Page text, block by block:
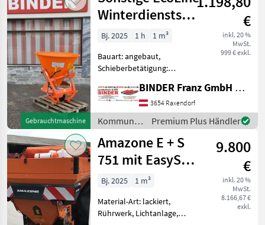
Streumenge - Abdeckhaube
K
Gebrauchtmaschine
Winterdienststreuer
WDS 300
€
inkl. 20 %
MwSt.
999 € exkl.
Bj. 2025 1 h
1 m³
Bauart: angebaut,
Schieberbetätigung:
Abdeckplane,
Streubegrenzung ✨
EcoLine
Winterdienststreuer -
AKTION ✔️ Model: WDS 300
✔️ in serienmäßiger
BINDER Franz GmbH & CoKG
3654 Raxendorf
Kommunalgeräte
/ Sonstige
Premium Plus Händler
Amazone E + S
751 mit EasySet
IceTiger
Terminal
9.800
€
inkl. 20 %
MwSt.
8.166,67 €
exkl.
Bj. 2025
1 m³
Material-Art: lackiert,
Rührwerk, Lichtanlage,